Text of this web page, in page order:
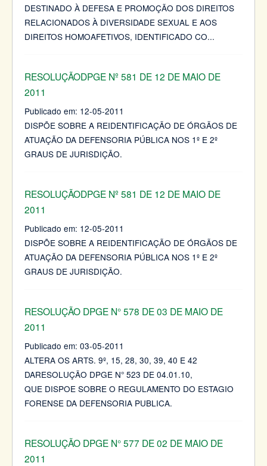
DESTINADO À DEFESA E PROMOÇÃO DOS DIREITOS
RELACIONADOS À DIVERSIDADE SEXUAL E AOS
DIREITOS HOMOAFETIVOS, IDENTIFICADO CO...
RESOLUÇÃODPGE Nº 581 DE 12 DE MAIO DE
2011
Publicado em: 12-05-2011
DISPÕE SOBRE A REIDENTIFICAÇÃO DE ÓRGÃOS DE
ATUAÇÃO DA DEFENSORIA PÚBLICA NOS 1º E 2º
GRAUS DE JURISDIÇÃO.
RESOLUÇÃODPGE Nº 581 DE 12 DE MAIO DE
2011
Publicado em: 12-05-2011
DISPÕE SOBRE A REIDENTIFICAÇÃO DE ÓRGÃOS DE
ATUAÇÃO DA DEFENSORIA PÚBLICA NOS 1º E 2º
GRAUS DE JURISDIÇÃO.
RESOLUÇÃO DPGE N° 578 DE 03 DE MAIO DE
2011
Publicado em: 03-05-2011
ALTERA OS ARTS. 9º, 15, 28, 30, 39, 40 E 42
DARESOLUÇÃO DPGE N° 523 DE 04.01.10,
QUE DISPOE SOBRE O REGULAMENTO DO ESTAGIO
FORENSE DA DEFENSORIA PUBLICA.
RESOLUÇÃO DPGE N° 577 DE 02 DE MAIO DE
2011